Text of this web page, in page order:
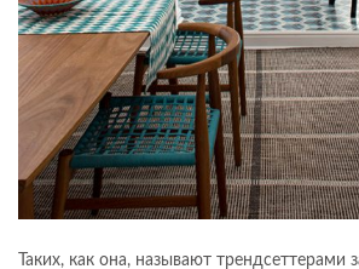
Таких, как она, называют трендсеттерами